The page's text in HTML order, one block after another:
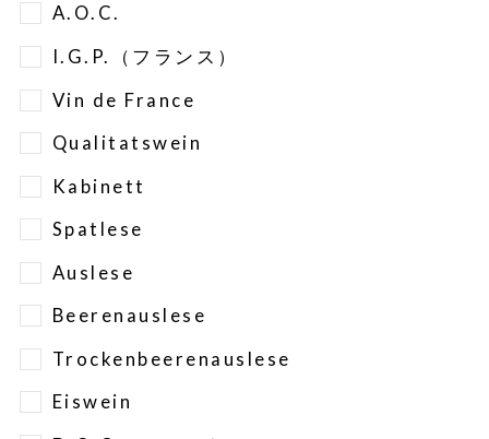
A.O.C.
I.G.P.（フランス）
Vin de France
Qualitatswein
Kabinett
Spatlese
Auslese
Beerenauslese
Trockenbeerenauslese
Eiswein